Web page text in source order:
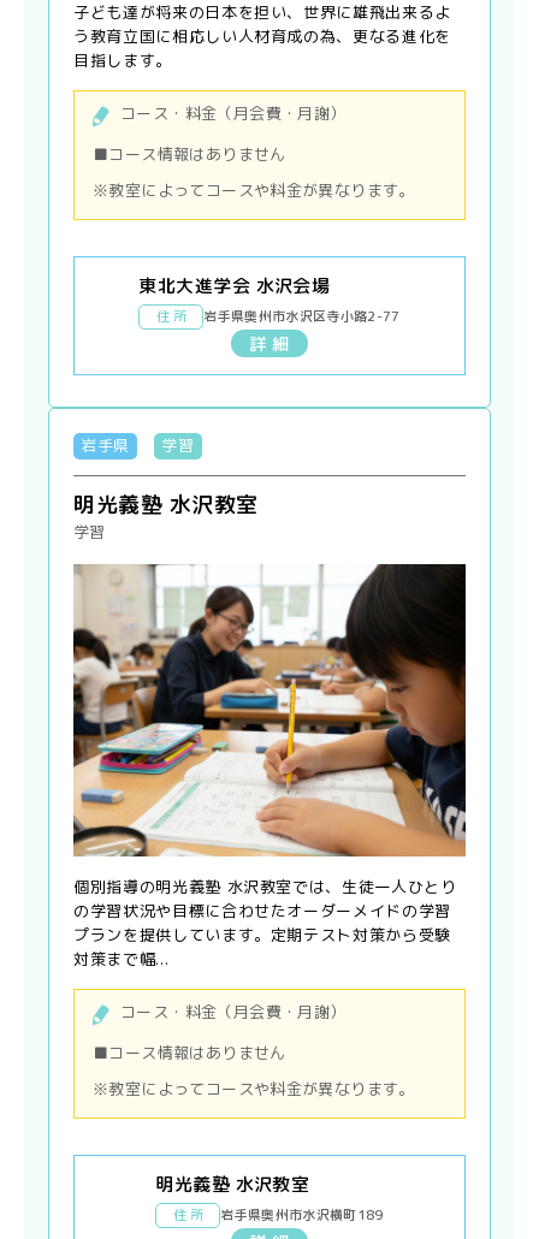
子ども達が将来の日本を担い、世界に雄飛出来るよ
う教育立国に相応しい人材育成の為、更なる進化を
目指します。
コース・料金（月会費・月謝）
■コース情報はありません
※教室によってコースや料金が異なります。
東北大進学会 水沢会場
住 所 岩手県奥州市水沢区寺小路2-77
詳 細
岩手県 学習
明光義塾 水沢教室
学習
個別指導の明光義塾 水沢教室では、生徒一人ひとり
の学習状況や目標に合わせたオーダーメイドの学習
プランを提供しています。定期テスト対策から受験
対策まで幅...
コース・料金（月会費・月謝）
■コース情報はありません
※教室によってコースや料金が異なります。
明光義塾 水沢教室
住 所 岩手県奥州市水沢横町189